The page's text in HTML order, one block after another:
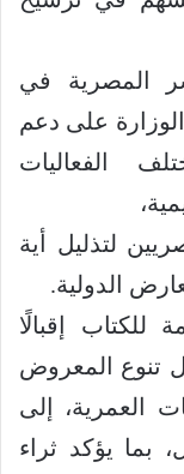
المصرية في
على دعم
الفعاليات
لتذليل أية
الدولية.
للكتاب إقبالًا
تنوع المعروض
العمرية، إلى
بما يؤكد ثراء